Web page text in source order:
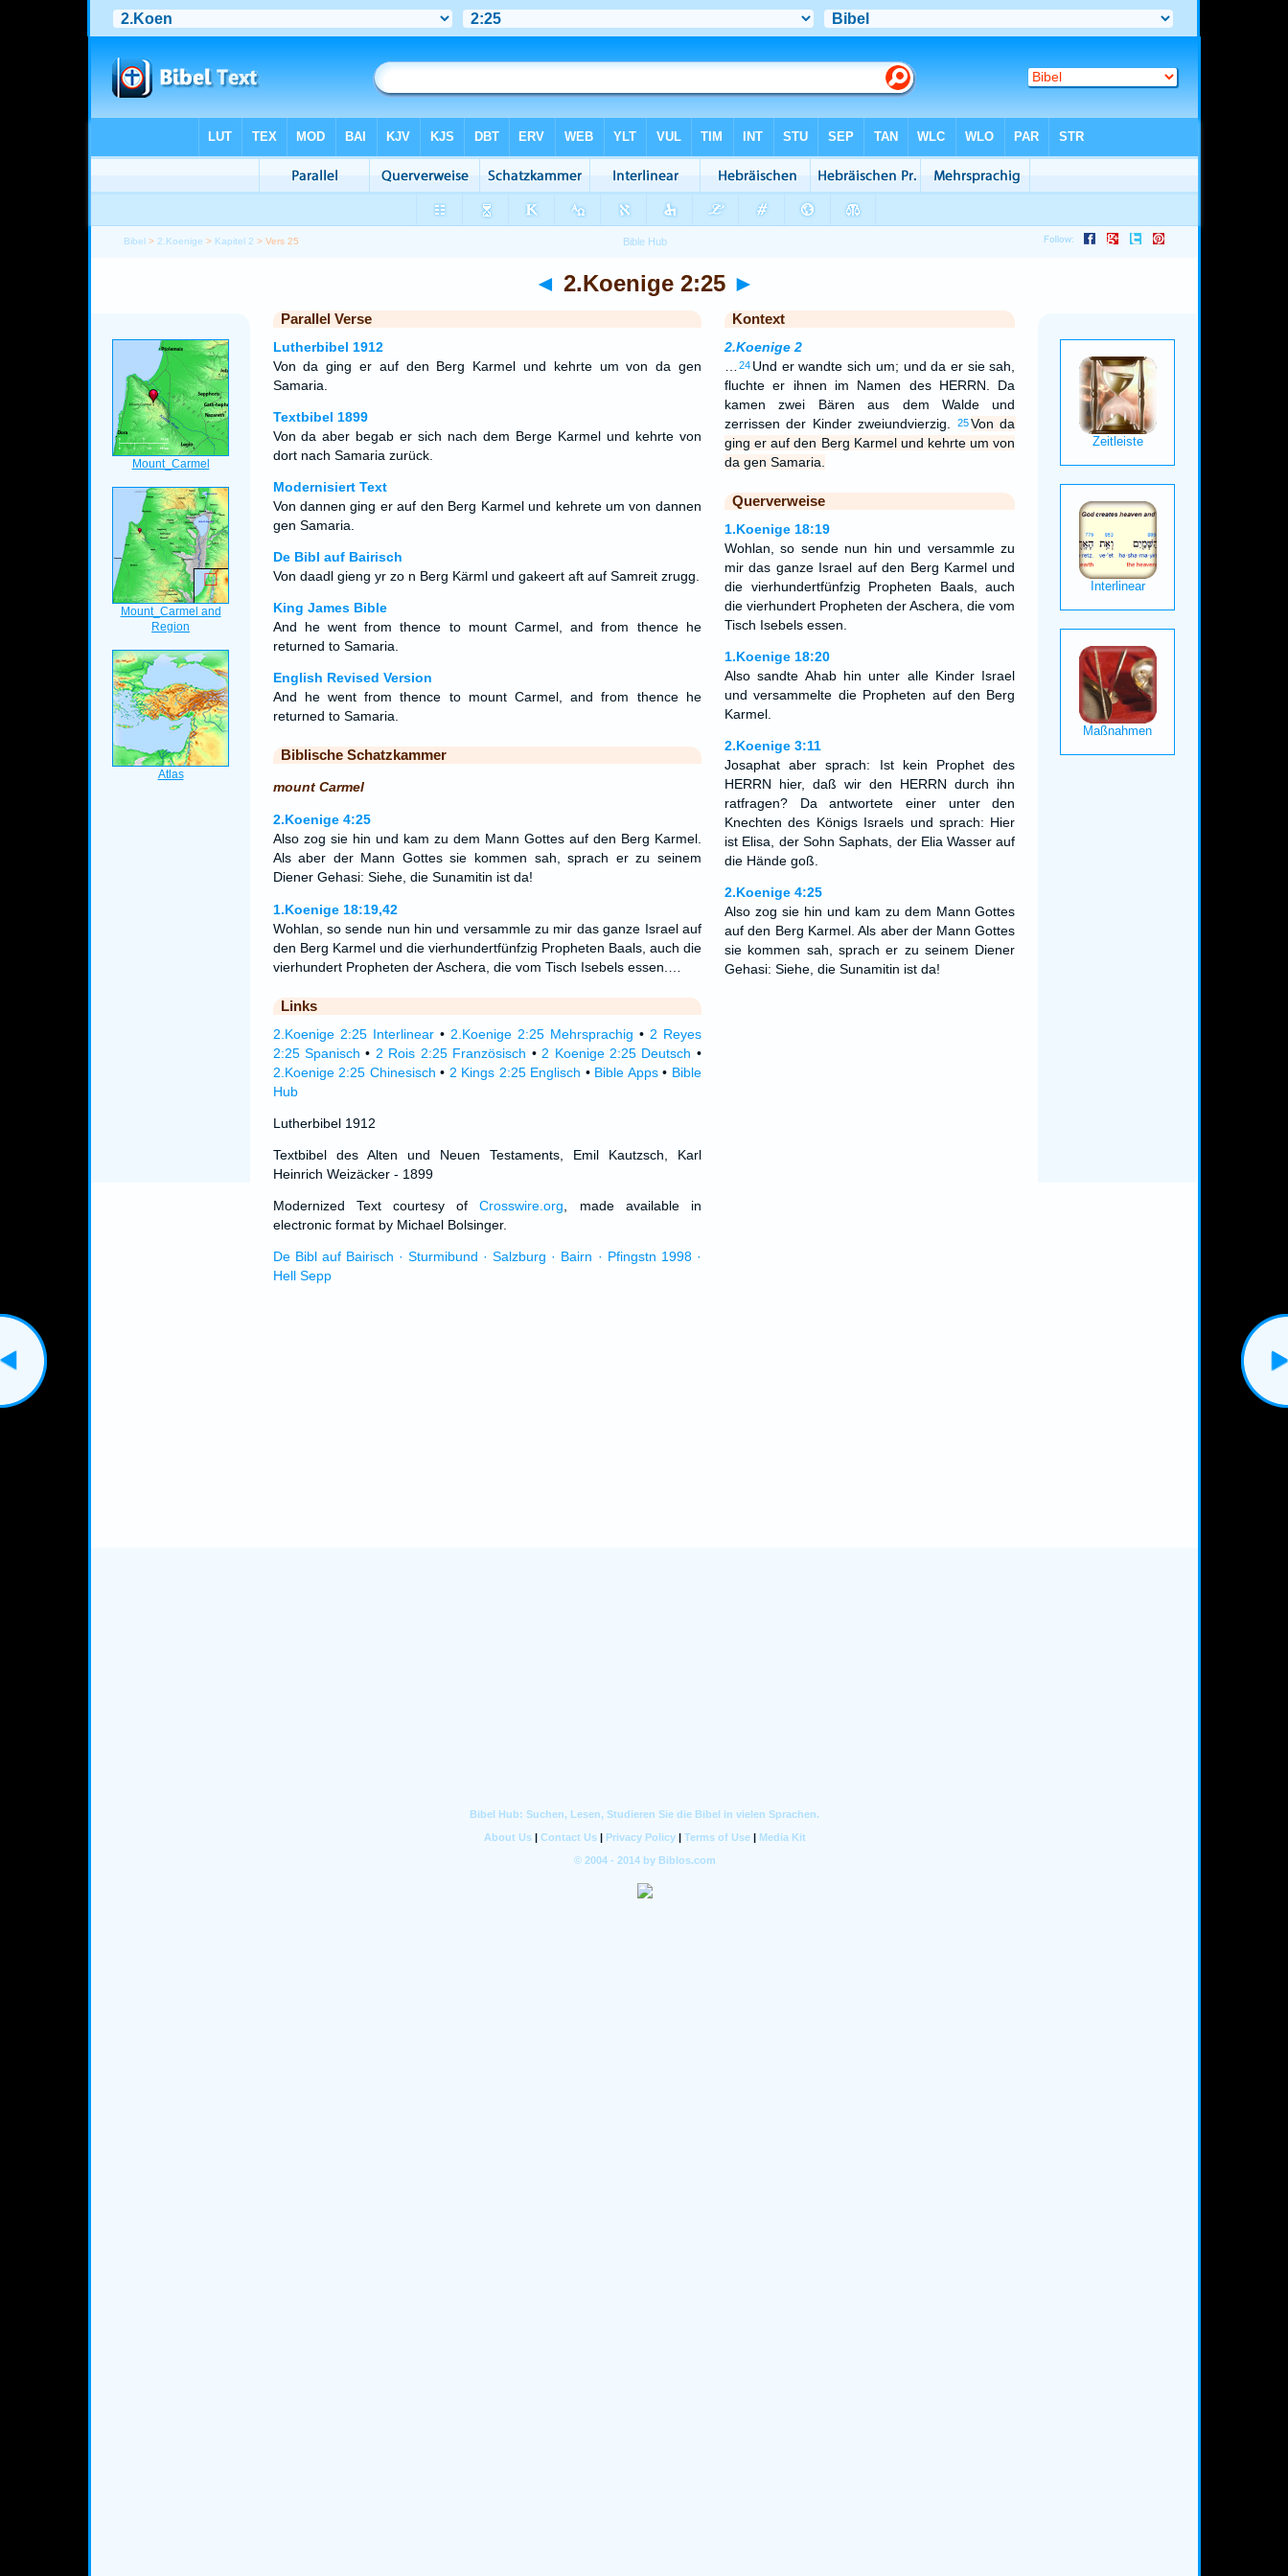
Bibel > 2.Koenige > Kapitel 2 > Vers 25
◄ 2.Koenige 2:25 ►
Parallel Verse
Lutherbibel 1912
Von da ging er auf den Berg Karmel und kehrte um von da gen
Samaria.
Textbibel 1899
Von da aber begab er sich nach dem Berge Karmel und kehrte von
dort nach Samaria zurück.
Modernisiert Text
Von dannen ging er auf den Berg Karmel und kehrete um von dannen
gen Samaria.
De Bibl auf Bairisch
Von daadl gieng yr zo n Berg Kärml und gakeert aft auf Samreit zrugg.
King James Bible
And he went from thence to mount Carmel, and from thence he
returned to Samaria.
English Revised Version
And he went from thence to mount Carmel, and from thence he
returned to Samaria.
Biblische Schatzkammer
mount Carmel
2.Koenige 4:25
Also zog sie hin und kam zu dem Mann Gottes auf den Berg Karmel.
Als aber der Mann Gottes sie kommen sah, sprach er zu seinem
Diener Gehasi: Siehe, die Sunamitin ist da!
1.Koenige 18:19,42
Wohlan, so sende nun hin und versammle zu mir das ganze Israel auf
den Berg Karmel und die vierhundertfünfzig Propheten Baals, auch die
vierhundert Propheten der Aschera, die vom Tisch Isebels essen.…
Links
2.Koenige 2:25 Interlinear• 2.Koenige 2:25 Mehrsprachig • 2 Reyes
2:25 Spanisch • 2 Rois 2:25 Französisch • 2 Koenige 2:25 Deutsch •
2.Koenige 2:25 Chinesisch • 2 Kings 2:25 Englisch • Bible Apps• Bible
Hub
Lutherbibel 1912
Textbibel des Alten und Neuen Testaments, Emil Kautzsch, Karl
Heinrich Weizäcker - 1899
Modernized Text courtesy ofCrosswire.org , made available in
electronic format by Michael Bolsinger.
De Bibl auf Bairisch · Sturmibund · Salzburg · Bairn · Pfingstn 1998 ·
Hell Sepp
Kontext
2.Koenige 2
24 Und er wandte sich um; und da er sie sah,
fluchte er ihnen im Namen des HERRN. Da
kamen zwei Bären aus dem Walde und
zerrissen der Kinder zweiundvierzig.
25Von da
ging er auf den Berg Karmel und kehrte um von
da gen Samaria.
Querverweise
1.Koenige 18:19
Wohlan, so sende nun hin und versammle zu
mir das ganze Israel auf den Berg Karmel und
die vierhundertfünfzig Propheten Baals, auch
die vierhundert Propheten der Aschera, die vom
Tisch Isebels essen.
1.Koenige 18:20
Also sandte Ahab hin unter alle Kinder Israel
und versammelte die Propheten auf den Berg
Karmel.
2.Koenige 3:11
Josaphat aber sprach: Ist kein Prophet des
HERRN hier, daß wir den HERRN durch ihn
ratfragen? Da antwortete einer unter den
Knechten des Königs Israels und sprach: Hier
ist Elisa, der Sohn Saphats, der Elia Wasser auf
die Hände goß.
2.Koenige 4:25
Also zog sie hin und kam zu dem Mann Gottes
auf den Berg Karmel. Als aber der Mann Gottes
sie kommen sah, sprach er zu seinem Diener
Gehasi: Siehe, die Sunamitin ist da!